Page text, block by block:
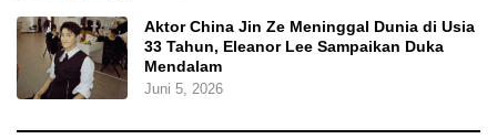
Aktor China Jin Ze Meninggal Dunia di Usia
33 Tahun, Eleanor Lee Sampaikan Duka
Mendalam
Juni 5, 2026